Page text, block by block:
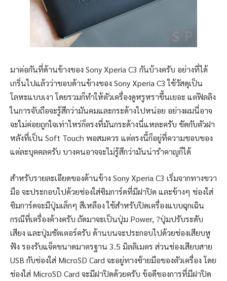
มาต่อกันที่ด้านข้างของ Sony Xperia C3 กันบ้างครับ อย่างที่ได้
เกริ่นไปแล้วว่าขอบด้านข้างของ Sony Xperia C3 ใช้วัสดุเป็น
โลหะแบบเงา โดยรวมก็ทำให้ตัวเครื่องดูหรูหราขึ้นเยอะ แต่ฟิลลิง
ในการจับถือจะรู้สึกว่ามันคมและกระด้างไปหน่อย อย่างผมนี่อาจ
จะไม่ค่อยถูกใจเท่าไหร่ก็ตรงที่มันกระด้างนี่แหละครับ ขัดกับตัวฝา
หลังที่เป็น Soft Touch พอสมควร แต่ตรงนี้ก็อยู่ที่ความชอบของ
แต่ละบุคคลครับ บางคนอาจจะไม่รู้สึกว่ามันน่ารำคาญก็ได้
สำหรับรายละเอียดของด้านข้าง Sony Xperia C3 เริ่มจากทางขวา
มือ จะประกอบไปด้วยช่องใส่ซิมการ์ดที่มีฝาปิด และข้างๆ ช่องใส่
ซิมการ์ดจะมีปุ่มเล็กๆ สีเหลือง ใช้สำหรับปิดเครื่องแบบฉุกเฉิน
กรณีที่เครื่องค้างครับ ถัดมาจะเป็นปุ่ม Power, ?ปุ่มปรับระดับ
เสียง และปุ่มชัตเตอร์ครับ ด้านบนจะประกอบไปด้วยช่องเสียบหู
ฟัง รองรับแจ็คขนาดมาตรฐาน 3.5 มิลลิเมตร ส่วนช่องเสียบสาย
USB กับช่องใส่ MicroSD Card จะอยู่ทางซ้ายมือของตัวเครื่อง โดย
ช่องใส่ MicroSD Card จะมีฝาปิดด้วยครับ ข้อดีของการที่มีฝาปิด